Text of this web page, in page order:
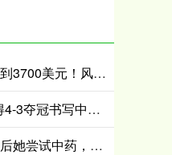
怀远策略 华尔街上调黄金目标价到3700美元！风险没这么快消停
股牛配 AG官宣钟意封王！利雅得4-3夺冠书写中国电竞新历史_比赛_世界杯_官方
垒富优配 晚期小细胞肺癌，化疗后她尝试中药，已稳定二十五年！